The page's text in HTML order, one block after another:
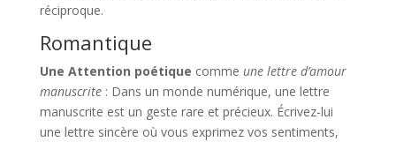
réciproque.
Romantique
Une Attention poétique comme une lettre d’amour
manuscrite: Dans un monde numérique, une lettre
manuscrite est un geste rare et précieux. Écrivez-lui
une lettre sincère où vous exprimez vos sentiments,